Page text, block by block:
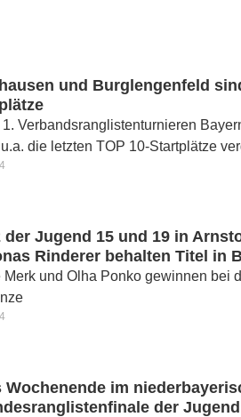
und Burglengenfeld
1. Verbandsranglistenturnieren
die letzten TOP 10-Startplätze
der Jugend 15 und 19 in
Rinderer behalten Titel in
Merk und Olha Ponko gewinnen bei
Wochenende im
der